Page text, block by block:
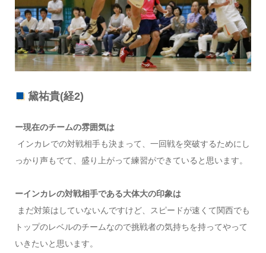
黛祐貴(経2)
ー現在のチームの雰囲気は
インカレでの対戦相手も決まって、一回戦を突破するためにし
っかり声もでて、盛り上がって練習ができていると思います。
ーインカレの対戦相手である大体大の印象は
まだ対策はしていないんですけど、スピードが速くて関西でも
トップのレベルのチームなので挑戦者の気持ちを持ってやって
いきたいと思います。